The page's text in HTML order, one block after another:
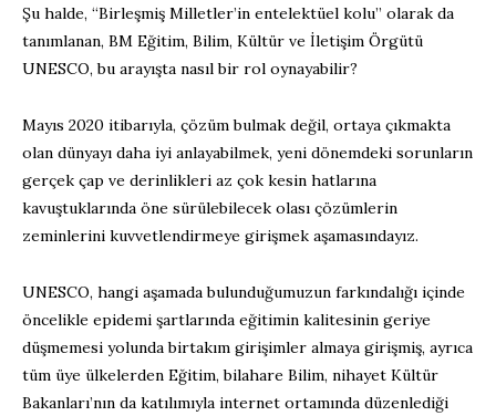
Şu halde, “Birleşmiş Milletler’in entelektüel kolu” olarak da
tanımlanan, BM Eğitim, Bilim, Kültür ve İletişim Örgütü
UNESCO, bu arayışta nasıl bir rol oynayabilir?
Mayıs 2020 itibarıyla, çözüm bulmak değil, ortaya çıkmakta
olan dünyayı daha iyi anlayabilmek, yeni dönemdeki sorunların
gerçek çap ve derinlikleri az çok kesin hatlarına
kavuştuklarında öne sürülebilecek olası çözümlerin
zeminlerini kuvvetlendirmeye girişmek aşamasındayız.
UNESCO, hangi aşamada bulunduğumuzun farkındalığı içinde
öncelikle epidemi şartlarında eğitimin kalitesinin geriye
düşmemesi yolunda birtakım girişimler almaya girişmiş, ayrıca
tüm üye ülkelerden Eğitim, bilahare Bilim, nihayet Kültür
Bakanları’nın da katılımıyla internet ortamında düzenlediği